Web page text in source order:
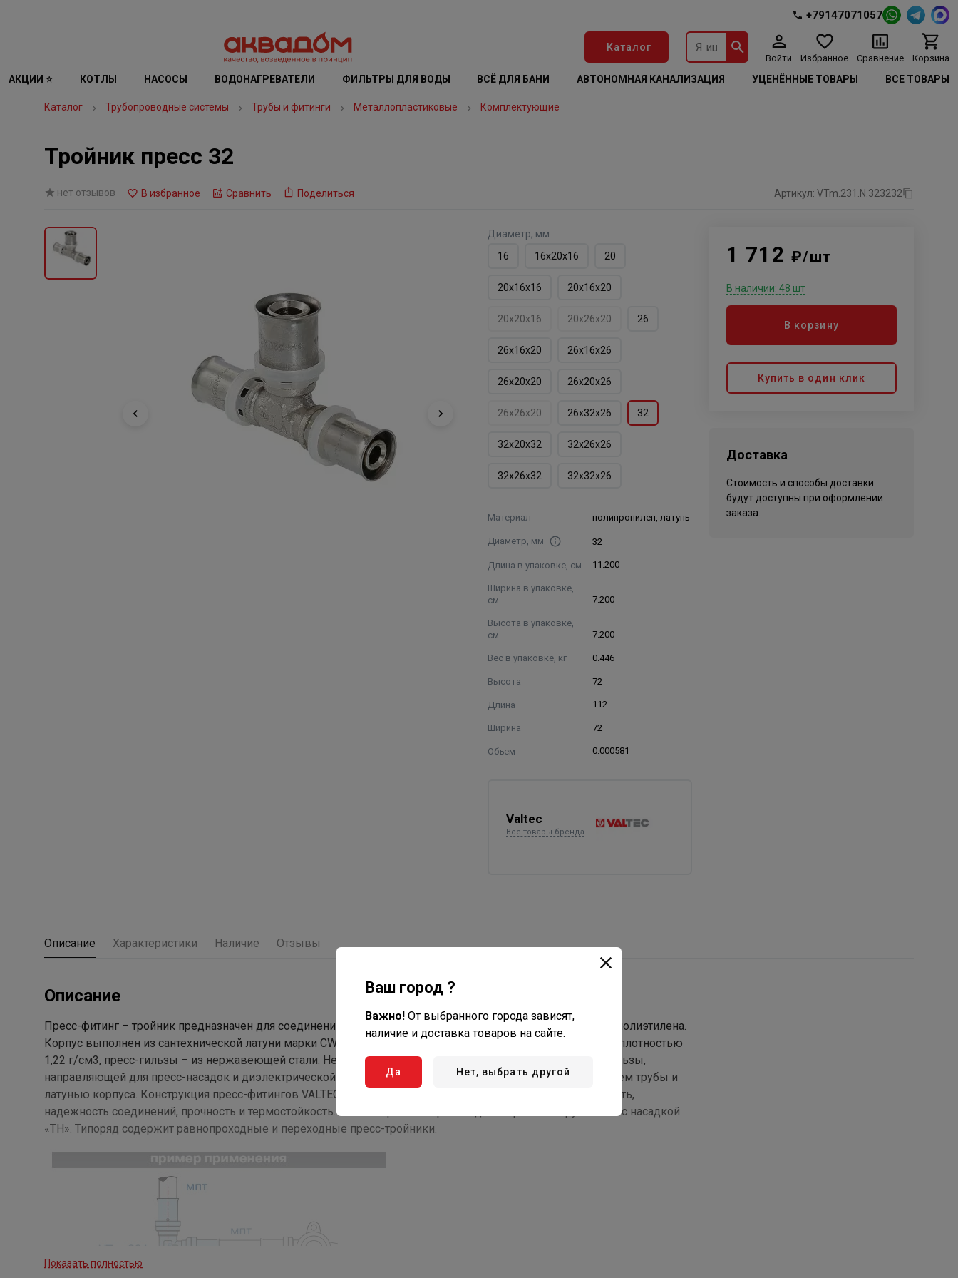
+79147071057
Каталог
Войти Избранное Сравнение Корзина
АКЦИИ ⭐ КОТЛЫ НАСОСЫ ВОДОНАГРЕВАТЕЛИ ФИЛЬТРЫ ДЛЯ ВОДЫ ВСЁ ДЛЯ БАНИ АВТОНОМНАЯ КАНАЛИЗАЦИЯ УЦЕНЁННЫЕ ТОВАРЫ ВСЕ ТОВАРЫ
Каталог Трубопроводные системы Трубы и фитинги Металлопластиковые Комплектующие
Тройник пресс 32
нет отзывов В избранное Сравнить Поделиться Артикул: VTm.231.N.323232
Диаметр, мм
16
16х20х16 20
20х16х16 20х16х20
20х20х16 20х26х20 26
26х16х20 26х16х26
26х20х20 26х20х26
26х26х20 26х32х26 32
32х20х32 32х26х26
32х26х32 32х32х26
Материал полипропилен, латунь
Диаметр, мм 32
Длина в упаковке, см. 11.200
Ширина в упаковке,
см.
7.200
Высота в упаковке,
см.
7.200
Вес в упаковке, кг 0.446
Высота 72
Длина 112
Ширина 72
Объем 0.000581
Valtec
Все товары бренда
1 712 ₽/шт
В наличии: 48 шт
В корзину
Купить в один клик
Доставка
Стоимость и способы доставки
будут доступны при оформлении
заказа.
Описание Характеристики Наличие Отзывы
Описание
Пресс-фитинг – тройник предназначен для соединения трех труб – металлопластиковых либо из сшитого полиэтилена.
Корпус выполнен из сантехнической латуни марки CW617N, уплотнительные кольца штуцеров – из EPDM плотностью
1,22 г/см3, пресс-гильзы – из нержавеющей стали. Нейлоновая обойма выполняет функции фиксатора гильзы,
направляющей для пресс-насадок и диэлектрической прокладки, прерывающей контакт между алюминием трубы и
латунью корпуса. Конструкция пресс-фитингов VALTEC обеспечивает повышенную пропускную способность,
надежность соединений, прочность и термостойкость. Монтаж фитинга производится пресс-инструментом с насадкой
«ТН». Типоряд содержит равнопроходные и переходные пресс-тройники.
Показать полностью
Ваш город ?
Важно! От выбранного города зависят,
наличие и доставка товаров на сайте.
Да Нет, выбрать другой